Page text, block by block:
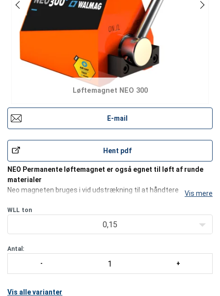
Løftemagnet NEO 300
E-mail
Hent pdf
NEO Permanente løftemagnet er også egnet til løft af runde
materialer
Neo magneten bruges i vid udstrækning til at håndtere
byggepladser, i lagre til halvfabrikata, ved håndtering af
stålemner, værktøj, plader, metalprofilerede
Vis mere
WLL ton
0,15
Antal:
Vis alle varianter